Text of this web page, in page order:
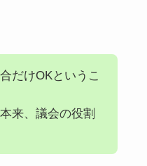
だけOKというこ
来、議会の役割